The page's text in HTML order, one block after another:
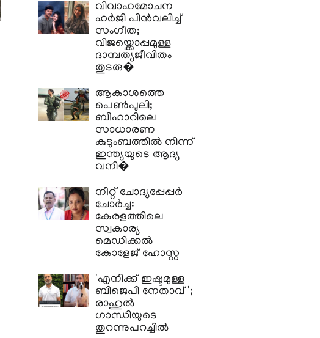
വിവാഹമോചന
ഹർജി പിൻവലിച്ച്
സംഗീത;
വിജയ്ക്കൊപ്പമുള്ള
ദാമ്പത്യജീവിതം
തുടരു�
ആകാശത്തെ
പെൺപുലി;
ബീഹാറിലെ
സാധാരണ
കുടുംബത്തിൽ നിന്ന്
ഇന്ത്യയുടെ ആദ്യ
വനി�
നീറ്റ് ചോദ്യപ്പേപ്പർ
ചോർച്ച:
കേരളത്തിലെ
സ്വകാര്യ
മെഡിക്കൽ
കോളേജ് ഹോസ്റ്റ
'എനിക്ക് ഇഷ്ടമുള്ള
ബിജെപി നേതാവ്';
രാഹുൽ
ഗാന്ധിയുടെ
തുറന്നുപറച്ചിൽ